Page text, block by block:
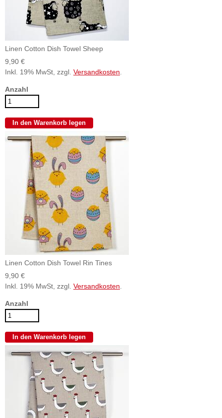
Linen Cotton Dish Towel Sheep
9,90 €
Inkl. 19% MwSt, zzgl. Versandkosten
Anzahl
Linen Cotton Dish Towel Rin Tines
9,90 €
Inkl. 19% MwSt, zzgl. Versandkosten
Anzahl